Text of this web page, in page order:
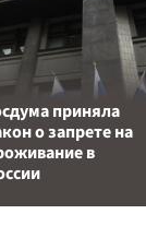
приняла
о запрете на
в